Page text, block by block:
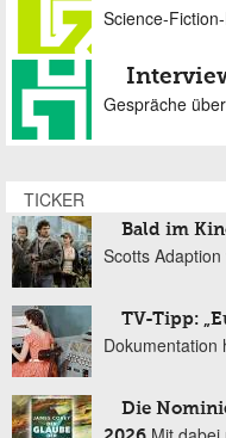
Science-
Gespräche
TICKER
Bald im
Scotts
TV-Tipp:
Dokumentation
Die